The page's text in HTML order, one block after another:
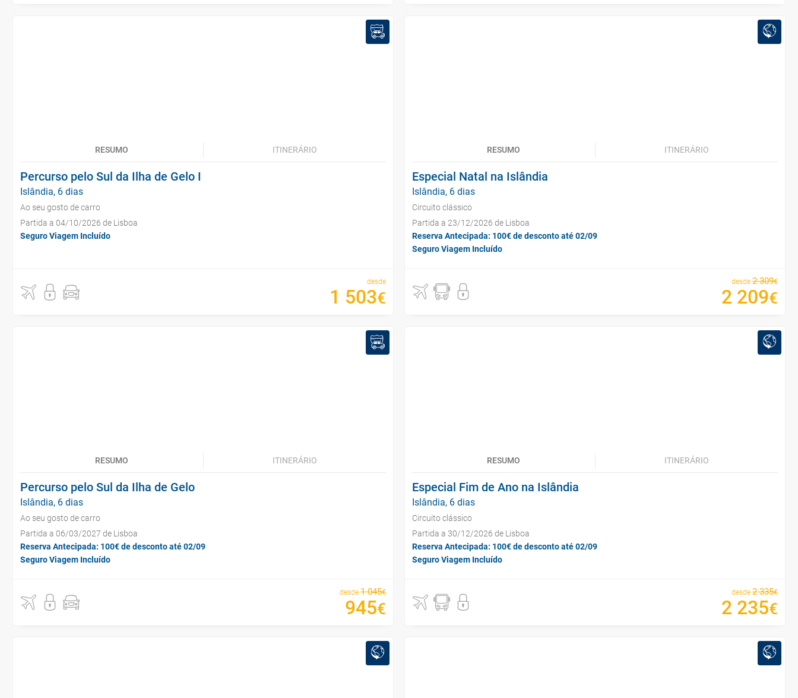
RESUMO ITINERÁRIO
Percurso pelo Sul da Ilha de Gelo I
Islândia, 6 dias
Ao seu gosto de carro
Partida a 04/10/2026 de Lisboa
Seguro Viagem Incluído
desde
1 503€
RESUMO ITINERÁRIO
Especial Natal na Islândia
Islândia, 6 dias
Circuito clássico
Partida a 23/12/2026 de Lisboa
Reserva Antecipada: 100€ de desconto até 02/09
Seguro Viagem Incluído
desde 2 309€
2 209€
RESUMO ITINERÁRIO
Percurso pelo Sul da Ilha de Gelo
Islândia, 6 dias
Ao seu gosto de carro
Partida a 06/03/2027 de Lisboa
Reserva Antecipada: 100€ de desconto até 02/09
Seguro Viagem Incluído
desde 1 045€
945€
RESUMO ITINERÁRIO
Especial Fim de Ano na Islândia
Islândia, 6 dias
Circuito clássico
Partida a 30/12/2026 de Lisboa
Reserva Antecipada: 100€ de desconto até 02/09
Seguro Viagem Incluído
desde 2 335€
2 235€